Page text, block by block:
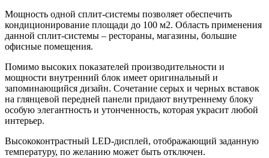
Мощность одной сплит-системы позволяет обеспечить
кондиционирование площади до 100 м2. Область применения
данной сплит-системы – рестораны, магазины, большие
офисные помещения.
Помимо высоких показателей производительности и
мощности внутренний блок имеет оригинальный и
запоминающийся дизайн. Сочетание серых и черных вставок
на глянцевой передней панели придают внутреннему блоку
особую элегантность и утонченность, которая украсит любой
интерьер.
Высококонтрастный LED-дисплей, отображающий заданную
температуру, по желанию может быть отключен.